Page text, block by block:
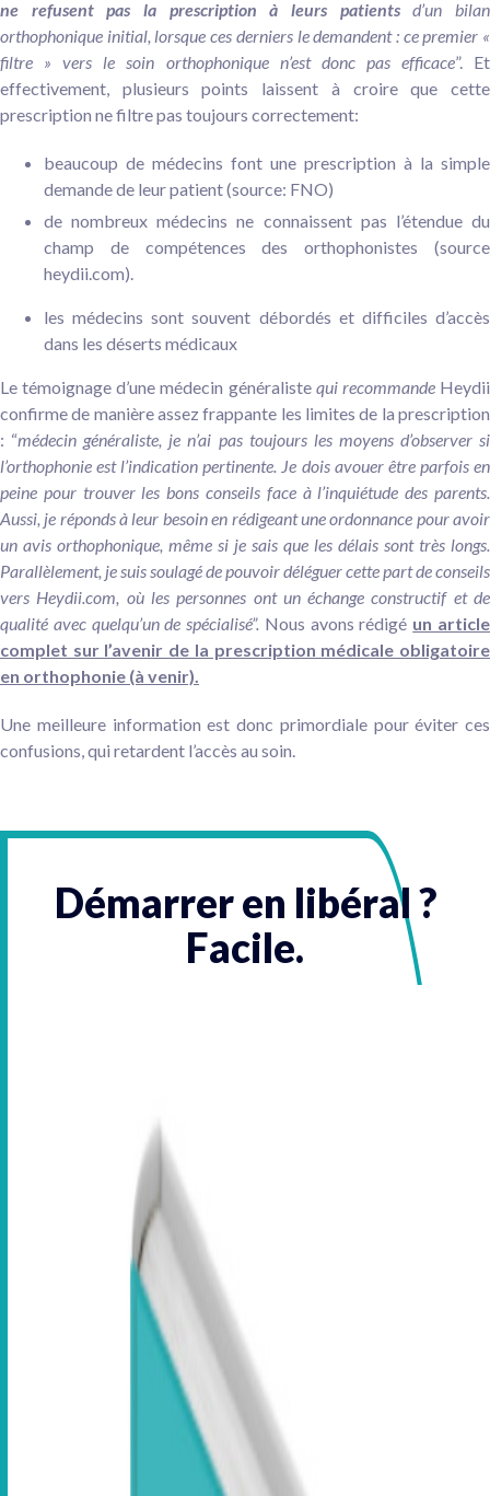
ne refusent pas la prescription à leurs patientsd’un bilan
orthophonique initial, lorsque ces derniers le demandent : ce premier «
filtre » vers le soin orthophonique n’est donc pas efficace”. Et
effectivement, plusieurs points laissent à croire que cette
prescription ne filtre pas toujours correctement:
beaucoup de médecins font une prescription à la simple
demande de leur patient (source: FNO)
de nombreux médecins ne connaissent pas l’étendue du
champ de compétences des orthophonistes (source
heydii.com).
les médecins sont souvent débordés et difficiles d’accès
dans les déserts médicaux
Le témoignage d’une médecin généraliste qui recommandeHeydii
confirme de manière assez frappante les limites de la prescription
: “médecin généraliste, je n’ai pas toujours les moyens d’observer si
l’orthophonie est l’indication pertinente. Je dois avouer être parfois en
peine pour trouver les bons conseils face à l’inquiétude des parents.
Aussi, je réponds à leur besoin en rédigeant une ordonnance pour avoir
un avis orthophonique, même si je sais que les délais sont très longs.
Parallèlement, je suis soulagé de pouvoir déléguer cette part de conseils
vers Heydii.com, où les personnes ont un échange constructif et de
qualité avec quelqu’un de spécialisé”. Nous avons rédigé un article
complet sur l’avenir de la prescription médicale obligatoire
en orthophonie (à venir).
Une meilleure information est donc primordiale pour éviter ces
confusions, qui retardent l’accès au soin.
Démarrer en libéral ?
Facile.